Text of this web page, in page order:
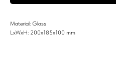
Material: Glass
LxWxH: 200x185x100 mm